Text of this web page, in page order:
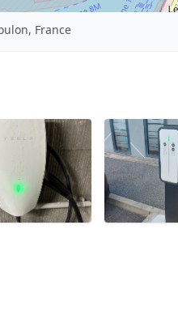
France